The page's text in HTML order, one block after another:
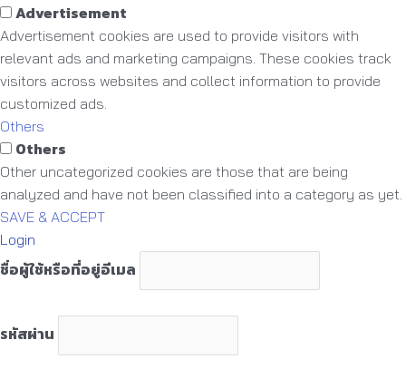
Advertisement
Advertisement cookies are used to provide visitors with
relevant ads and marketing campaigns. These cookies track
visitors across websites and collect information to provide
customized ads.
Others
Others
Other uncategorized cookies are those that are being
analyzed and have not been classified into a category as yet.
SAVE & ACCEPT
Login
ชื่อผู้ใช้หรือที่อยู่อีเมล
รหัสผ่าน